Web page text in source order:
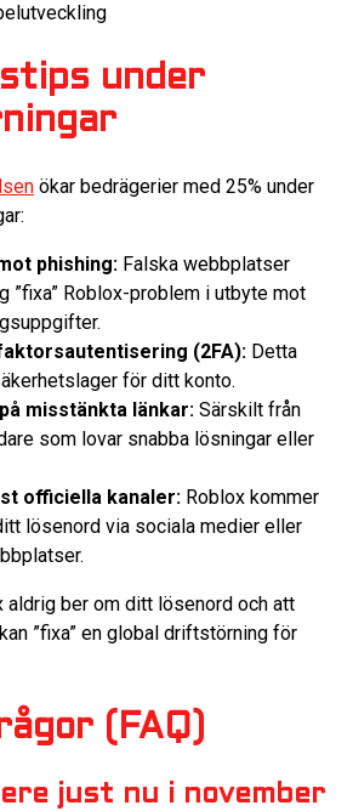
under
ökar bedrägerier med 25% under
phishing: Falska webbplatser
”fixa” Roblox-problem i utbyte mot
(2FA): Detta
för ditt konto.
misstänkta länkar: Särskilt från
som lovar snabba lösningar eller
officiella kanaler: Roblox kommer
lösenord via sociala medier eller
aldrig ber om ditt lösenord och att
”fixa” en global driftstörning för
(FAQ)
just nu i november